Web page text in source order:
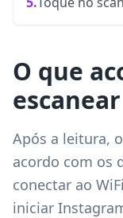
O que
Após a leitura,
acordo com os
conectar ao
iniciar